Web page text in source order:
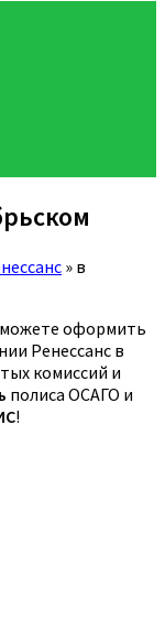
» в
оформить
Ренессанс в
комиссий и
полиса ОСАГО и
!